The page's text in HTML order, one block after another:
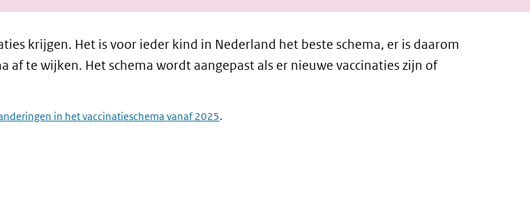
krijgen. Het is voor ieder kind in Nederland het beste schema, er is daarom
af te wijken. Het schema wordt aangepast als er nieuwe vaccinaties zijn of
in het vaccinatieschema vanaf 2025.